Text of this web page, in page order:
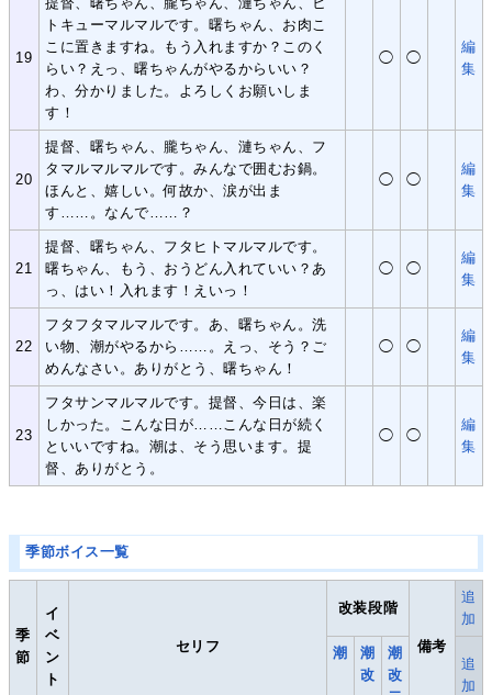
19
トキューマルマルです。曙ちゃん、お肉こ
こに置きますね。もう入れますか？このく
らい？えっ、曙ちゃんがやるからいい？
わ、分かりました。よろしくお願いしま
す！
◯ ◯
編
集
20
提督、曙ちゃん、朧ちゃん、漣ちゃん、フ
タマルマルマルです。みんなで囲むお鍋。
ほんと、嬉しい。何故か、涙が出ま
す……。なんで……？
◯ ◯
編
集
21
提督、曙ちゃん、フタヒトマルマルです。
曙ちゃん、もう、おうどん入れていい？あ
っ、はい！入れます！えいっ！
◯ ◯
編
集
22
フタフタマルマルです。あ、曙ちゃん。洗
い物、潮がやるから……。えっ、そう？ご
めんなさい。ありがとう、曙ちゃん！
◯ ◯
編
集
23
フタサンマルマルです。提督、今日は、楽
しかった。こんな日が……こんな日が続く
といいですね。潮は、そう思います。提
督、ありがとう。
◯ ◯
編
集
季節ボイス一覧
季
節
イ
ベ
ン
ト
セリフ
改装段階
備考
追
加
潮
潮
改
潮
改
追
加